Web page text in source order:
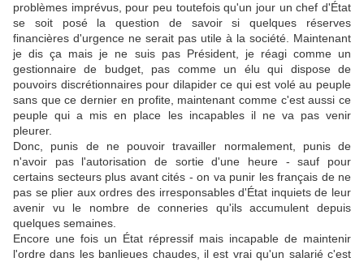
problèmes imprévus, pour peu toutefois qu'un jour un chef d'État
se soit posé la question de savoir si quelques réserves
financières d'urgence ne serait pas utile à la société. Maintenant
je dis ça mais je ne suis pas Président, je réagi comme un
gestionnaire de budget, pas comme un élu qui dispose de
pouvoirs discrétionnaires pour dilapider ce qui est volé au peuple
sans que ce dernier en profite, maintenant comme c'est aussi ce
peuple qui a mis en place les incapables il ne va pas venir
pleurer.
Donc, punis de ne pouvoir travailler normalement, punis de
n'avoir pas l'autorisation de sortie d'une heure - sauf pour
certains secteurs plus avant cités - on va punir les français de ne
pas se plier aux ordres des irresponsables d'État inquiets de leur
avenir vu le nombre de conneries qu'ils accumulent depuis
quelques semaines.
Encore une fois un État répressif mais incapable de maintenir
l'ordre dans les banlieues chaudes, il est vrai qu'un salarié c'est